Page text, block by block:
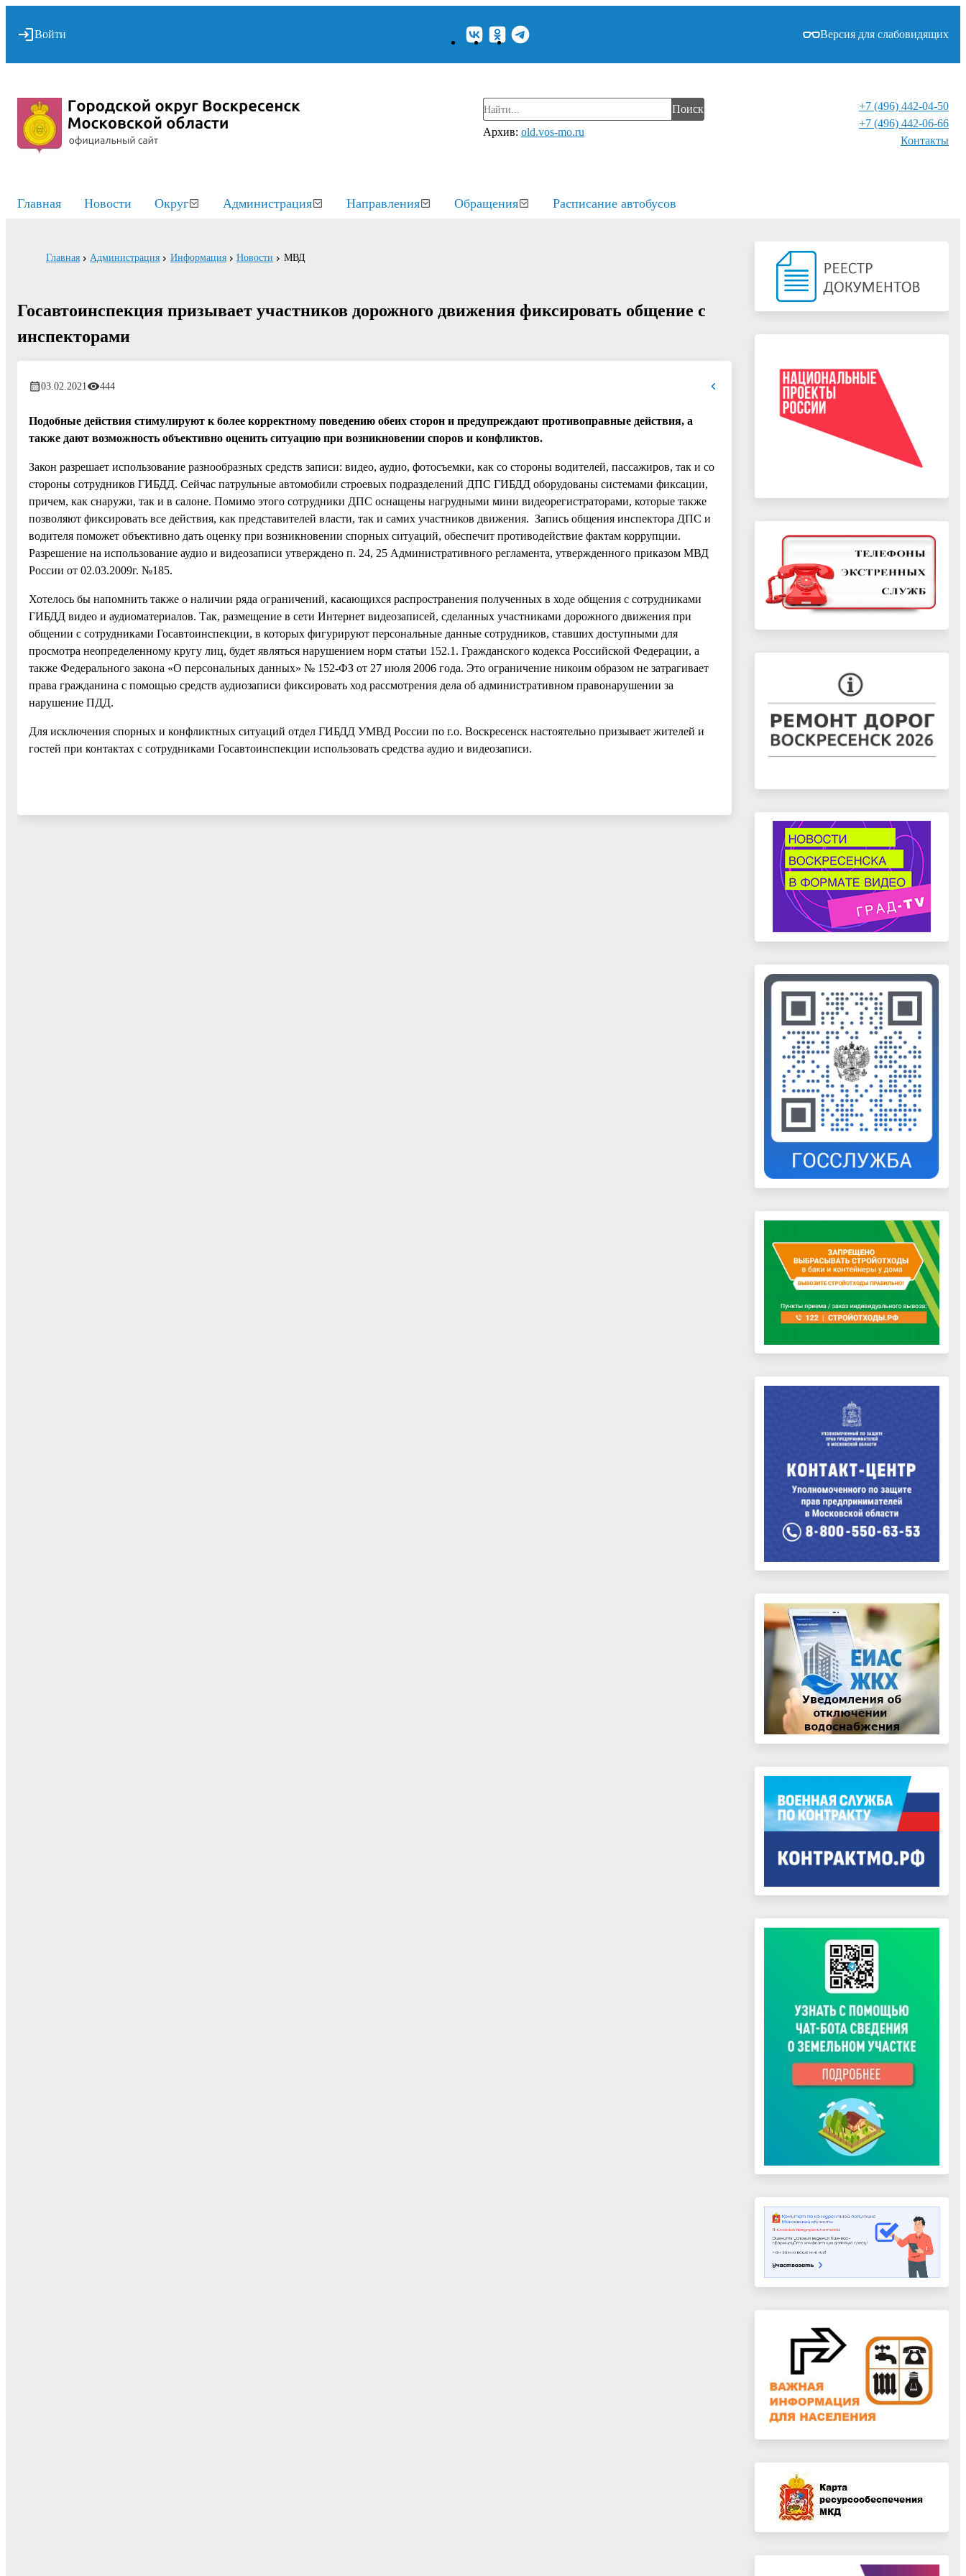
Войти Версия для слабовидящих
Поиск
Архив: old.vos-mo.ru
+7 (496) 442-04-50
+7 (496) 442-06-66
Контакты⁠
Главная Новости Округ Администрация Направления Обращения Расписание автобусов
Главная Администрация Информация Новости МВД
Госавтоинспекция призывает участников дорожного движения фиксировать общение с
инспекторами
03.02.2021 444
Подобные действия стимулируют к более корректному поведению обеих сторон и предупреждают противоправные действия, а
также дают возможность объективно оценить ситуацию при возникновении споров и конфликтов.
Закон разрешает использование разнообразных средств записи: видео, аудио, фотосъемки, как со стороны водителей, пассажиров, так и со
стороны сотрудников ГИБДД. Сейчас патрульные автомобили строевых подразделений ДПС ГИБДД оборудованы системами фиксации,
причем, как снаружи, так и в салоне. Помимо этого сотрудники ДПС оснащены нагрудными мини видеорегистраторами, которые также
позволяют фиксировать все действия, как представителей власти, так и самих участников движения. Запись общения инспектора ДПС и
водителя поможет объективно дать оценку при возникновении спорных ситуаций, обеспечит противодействие фактам коррупции.
Разрешение на использование аудио и видеозаписи утверждено п. 24, 25 Административного регламента, утвержденного приказом МВД
России от 02.03.2009г. №185.
Хотелось бы напомнить также о наличии ряда ограничений, касающихся распространения полученных в ходе общения с сотрудниками
ГИБДД видео и аудиоматериалов. Так, размещение в сети Интернет видеозаписей, сделанных участниками дорожного движения при
общении с сотрудниками Госавтоинспекции, в которых фигурируют персональные данные сотрудников, ставших доступными для
просмотра неопределенному кругу лиц, будет являться нарушением норм статьи 152.1. Гражданского кодекса Российской Федерации, а
также Федерального закона «О персональных данных» № 152-ФЗ от 27 июля 2006 года. Это ограничение никоим образом не затрагивает
права гражданина с помощью средств аудиозаписи фиксировать ход рассмотрения дела об административном правонарушении за
нарушение ПДД.
Для исключения спорных и конфликтных ситуаций отдел ГИБДД УМВД России по г.о. Воскресенск настоятельно призывает жителей и
гостей при контактах с сотрудниками Госавтоинспекции использовать средства аудио и видеозаписи.